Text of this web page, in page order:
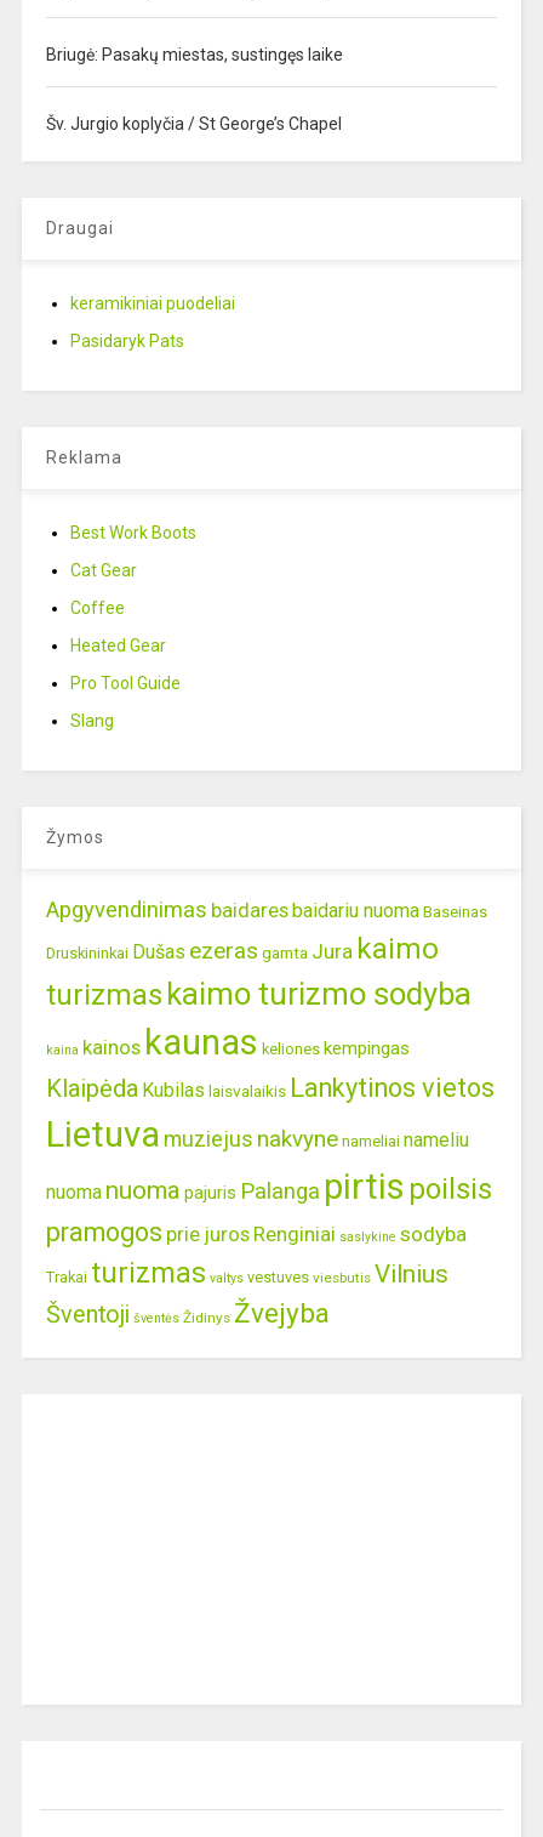
Briugė: Pasakų miestas, sustingęs laike
Šv. Jurgio koplyčia / St George’s Chapel
Draugai
keramikiniai puodeliai
Pasidaryk Pats
Reklama
Best Work Boots
Cat Gear
Coffee
Heated Gear
Pro Tool Guide
Slang
Žymos
Apgyvendinimas baidaresbaidariu nuoma Baseinas
Druskininkai Dušas ezeras gamta Jura kaimo
turizmas kaimo turizmo sodyba
kaina kainos kaunas keliones kempingas
Klaipėda Kubilas laisvalaikis Lankytinos vietos
Lietuva muziejus nakvyne nameliai nameliu
nuoma nuoma pajuris Palanga pirtis poilsis
pramogos prie juros Renginiai saslykine sodyba
Trakai turizmas valtys vestuves viesbutis Vilnius
Šventoji šventės Židinys Žvejyba